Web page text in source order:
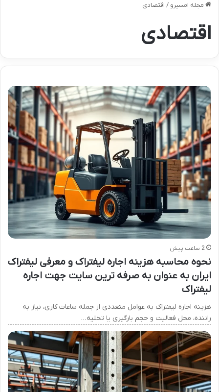
مجله امسیرو / اقتصادی
اقتصادی
2 ساعت پیش
نحوه محاسبه هزینه اجاره لیفتراک و معرفی لیفتراک
ایران به عنوان به صرفه ترین سایت جهت اجاره
لیفتراک
هزینه اجاره لیفتراک به عوامل متعددی از جمله ساعات کاری، نیاز به
راننده، محل فعالیت و حجم بارگیری یا تخلیه…